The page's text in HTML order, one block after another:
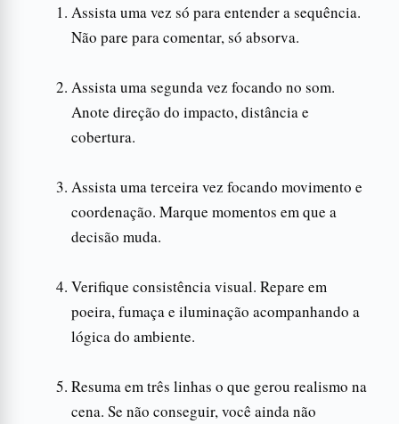
Assista uma vez só para entender a sequência.
Não pare para comentar, só absorva.
Assista uma segunda vez focando no som.
Anote direção do impacto, distância e
cobertura.
Assista uma terceira vez focando movimento e
coordenação. Marque momentos em que a
decisão muda.
Verifique consistência visual. Repare em
poeira, fumaça e iluminação acompanhando a
lógica do ambiente.
Resuma em três linhas o que gerou realismo na
cena. Se não conseguir, você ainda não